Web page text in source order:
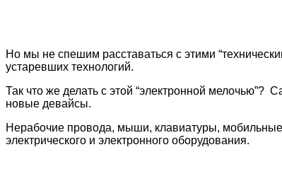
Но мы не спешим расставаться с этими
устаревших технологий.
Так что же делать с этой “электронной мелочью”?
новые девайсы.
Нерабочие провода, мыши, клавиатуры,
электрического и электронного оборудования.